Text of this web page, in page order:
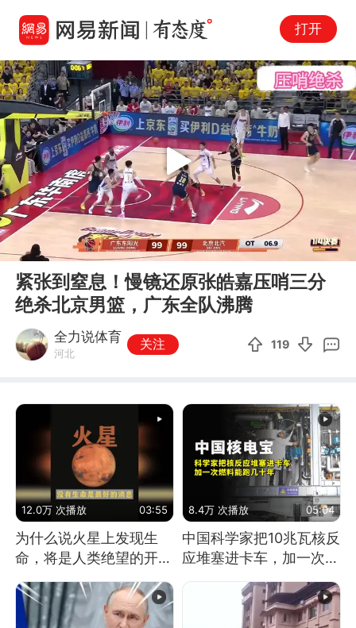
打开
00:00 01:06
Play
紧张到窒息！慢镜还原张皓嘉压哨三分
绝杀北京男篮，广东全队沸腾
全力说体育
河北
关注 119
12.0万 次播放 03:55
为什么说火星上发现生
命，将是人类绝望的开
始？
8.4万 次播放 05:04
中国科学家把10兆瓦核反
应堆塞进卡车，加一次燃
料能跑几十年